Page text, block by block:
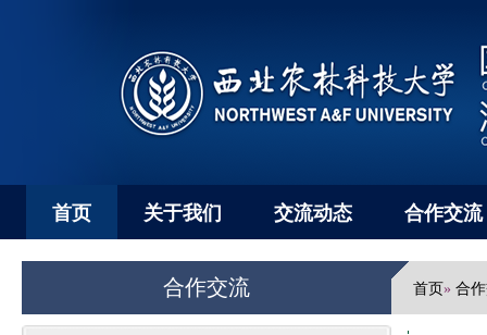
首页 关于我们 交流动态 合作交流
合作交流 首页» 合